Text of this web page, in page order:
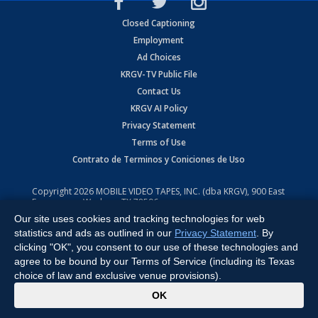
Closed Captioning
Employment
Ad Choices
KRGV-TV Public File
Contact Us
KRGV AI Policy
Privacy Statement
Terms of Use
Contrato de Terminos y Coniciones de Uso
Copyright2026 MOBILE VIDEO TAPES, INC. (dba KRGV), 900 East
Expressway, Weslaco, TX 78596.
All Rights Reserved. Powered by:Ruby Shore Software
Our site uses cookies and tracking technologies for web
statistics and ads as outlined in our Privacy Statement . By
clicking "OK", you consent to our use of these technologies and
agree to be bound by our Terms of Service (including its Texas
choice of law and exclusive venue provisions).
OK